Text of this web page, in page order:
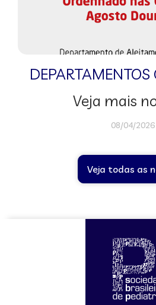
DEPARTAMENTOS
Veja mais
08/04/2026
Veja todas as